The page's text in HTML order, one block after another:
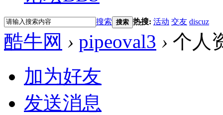
搜索 搜索 热搜: 活动 交友 discuz
酷牛网 › pipeoval3 › 个人
加为好友
发送消息